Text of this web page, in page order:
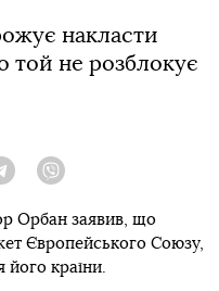
накласти
той не розблокує
Telegram
Орбан заявив, що
Європейського Союзу,
країни.